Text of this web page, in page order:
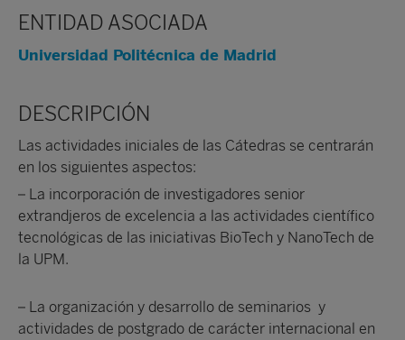
ENTIDAD ASOCIADA
Universidad Politécnica de Madrid
DESCRIPCIÓN
Las actividades iniciales de las Cátedras se centrarán
en los siguientes aspectos:
– La incorporación de investigadores senior
extrandjeros de excelencia a las actividades científico
tecnológicas de las iniciativas BioTech y NanoTech de
la UPM.
– La organización y desarrollo de seminarios y
actividades de postgrado de carácter internacional en